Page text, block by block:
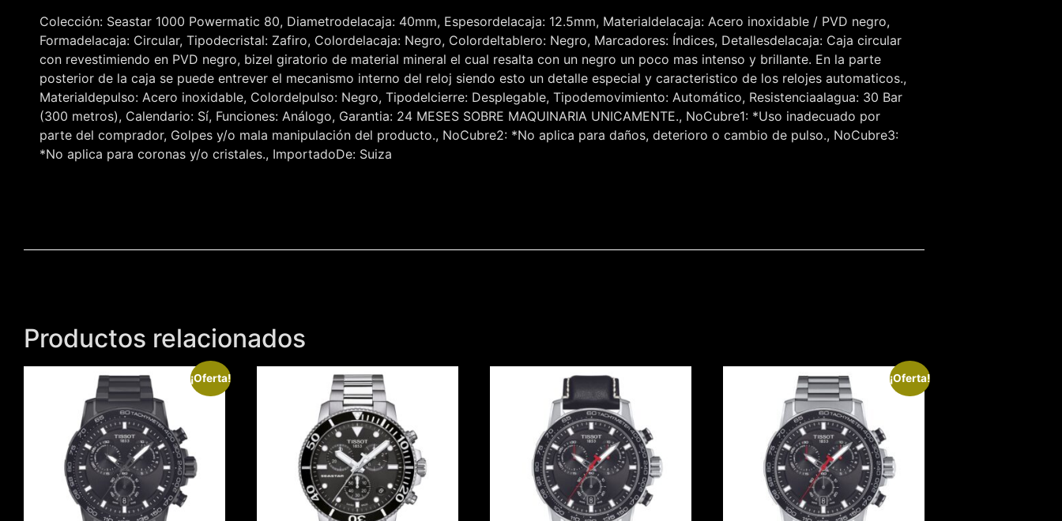
Colección: Seastar 1000 Powermatic 80, Diametrodelacaja: 40mm, Espesordelacaja: 12.5mm, Materialdelacaja: Acero inoxidable / PVD negro,
Formadelacaja: Circular, Tipodecristal: Zafiro, Colordelacaja: Negro, Colordeltablero: Negro, Marcadores: Índices, Detallesdelacaja: Caja circular
con revestimiendo en PVD negro, bizel giratorio de material mineral el cual resalta con un negro un poco mas intenso y brillante. En la parte
posterior de la caja se puede entrever el mecanismo interno del reloj siendo esto un detalle especial y caracteristico de los relojes automaticos.,
Materialdepulso: Acero inoxidable, Colordelpulso: Negro, Tipodelcierre: Desplegable, Tipodemovimiento: Automático, Resistenciaalagua: 30 Bar
(300 metros), Calendario: Sí, Funciones: Análogo, Garantia: 24 MESES SOBRE MAQUINARIA UNICAMENTE., NoCubre1: *Uso inadecuado por
parte del comprador, Golpes y/o mala manipulación del producto., NoCubre2: *No aplica para daños, deterioro o cambio de pulso., NoCubre3:
*No aplica para coronas y/o cristales., ImportadoDe: Suiza
Productos relacionados
¡Oferta! ¡Oferta!